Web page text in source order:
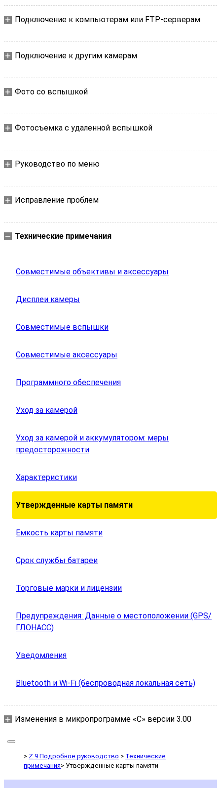
Подключение к компьютерам или FTP-серверам
Подключение к другим камерам
Фото со вспышкой
Фотосъемка с удаленной вспышкой
Руководство по меню
Исправление проблем
Технические примечания
Совместимые объективы и аксессуары
Дисплеи камеры
Совместимые вспышки
Совместимые аксессуары
Программного обеспечения
Уход за камерой
Уход за камерой и аккумулятором: меры
предосторожности
Характеристики
Утвержденные карты памяти
Емкость карты памяти
Срок службы батареи
Торговые марки и лицензии
Предупреждения: Данные о местоположении (GPS/
ГЛОНАСС)
Уведомления
Bluetooth и Wi-Fi (беспроводная локальная сеть)
Изменения в микропрограмме «C» версии 3.00
Z 9 Подробное руководство
Технические
примечания
Утвержденные карты памяти